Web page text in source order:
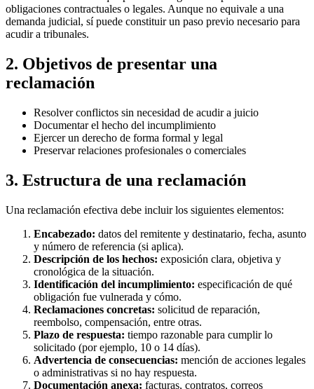
obligaciones contractuales o legales. Aunque no equivale a una
demanda judicial, sí puede constituir un paso previo necesario para
acudir a tribunales.
2. Objetivos de presentar una
reclamación
Resolver conflictos sin necesidad de acudir a juicio
Documentar el hecho del incumplimiento
Ejercer un derecho de forma formal y legal
Preservar relaciones profesionales o comerciales
3. Estructura de una reclamación
Una reclamación efectiva debe incluir los siguientes elementos:
Encabezado: datos del remitente y destinatario, fecha, asunto
y número de referencia (si aplica).
Descripción de los hechos: exposición clara, objetiva y
cronológica de la situación.
Identificación del incumplimiento: especificación de qué
obligación fue vulnerada y cómo.
Reclamaciones concretas: solicitud de reparación,
reembolso, compensación, entre otras.
Plazo de respuesta: tiempo razonable para cumplir lo
solicitado (por ejemplo, 10 o 14 días).
Advertencia de consecuencias: mención de acciones legales
o administrativas si no hay respuesta.
Documentación anexa: facturas, contratos, correos